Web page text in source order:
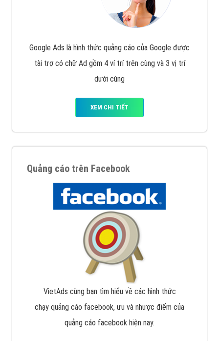
Google Ads là hình thức quảng cáo của Google được
tài trợ có chữ Ad gồm 4 ví trí trên cùng và 3 vị trí
dưới cùng
XEM CHI TIẾT
Quảng cáo trên Facebook
VietAds cùng bạn tìm hiểu về các hình thức
chạy quảng cáo facebook, ưu và nhược điểm của
quảng cáo facebook hiện nay.